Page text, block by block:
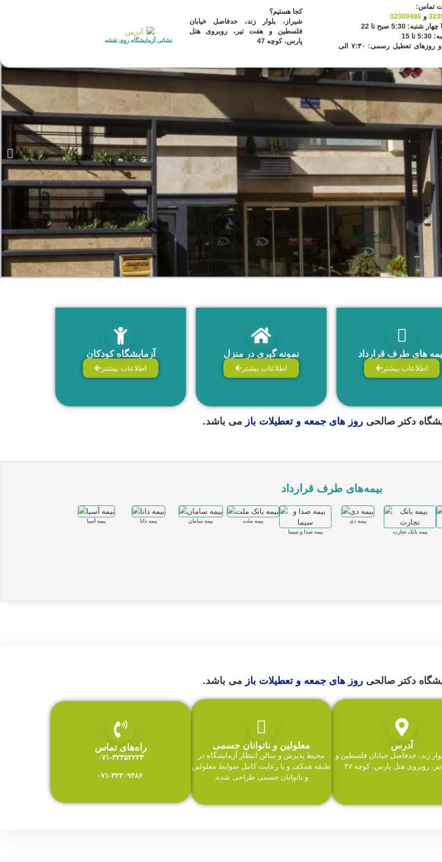
تماس:
و32309486
چهار شنبه: 5:30 صبح تا 22
5:30 تا 15
جمعه و روزهای تعطیل رسمی: ۷:۳۰ الی
کجا هستیم؟
شیراز، بلوار زند، حدفاصل خیابان
فلسطین و هفت تیر، روبروی هتل
پارس، کوچه 47
نشانی آزمایشگاه روی نقشه
ها پذیرش آنلاین چکاپ کامل نمونه گیری در منزل درباره ما
های طرف قرارداد
اطلاعات بیشتر
نمونه گیری در منزل
اطلاعات بیشتر
آزمایشگاه کودکان
اطلاعات بیشتر
دکتر صالحی روز های جمعه و تعطیلات باز می باشد.
بیمه‌های طرف قرارداد
بیمه آسیا بیمه دانا بیمه سامان
بیمه ملت
بیمه صدا و سیما
بیمه دی
بیمه بانک تجارت
دکتر صالحی روز های جمعه و تعطیلات باز می باشد.
آدرس
زند، حدفاصل خیابان فلسطین و
روبروی هتل پارس، کوچه ۴۷
معلولین و ناتوانان جسمی
محیط پذیرش و سالن انتظار آزمایشگاه در
طبقه همکف و با رعایت کامل ضوابط معلولین
و ناتوانان جسمی طراحی شده.
راه‌های تماس
۰۷۱-۳۲۳۵۲۲۲۳
۰۷۱-۳۲۳۰۹۴۸۶